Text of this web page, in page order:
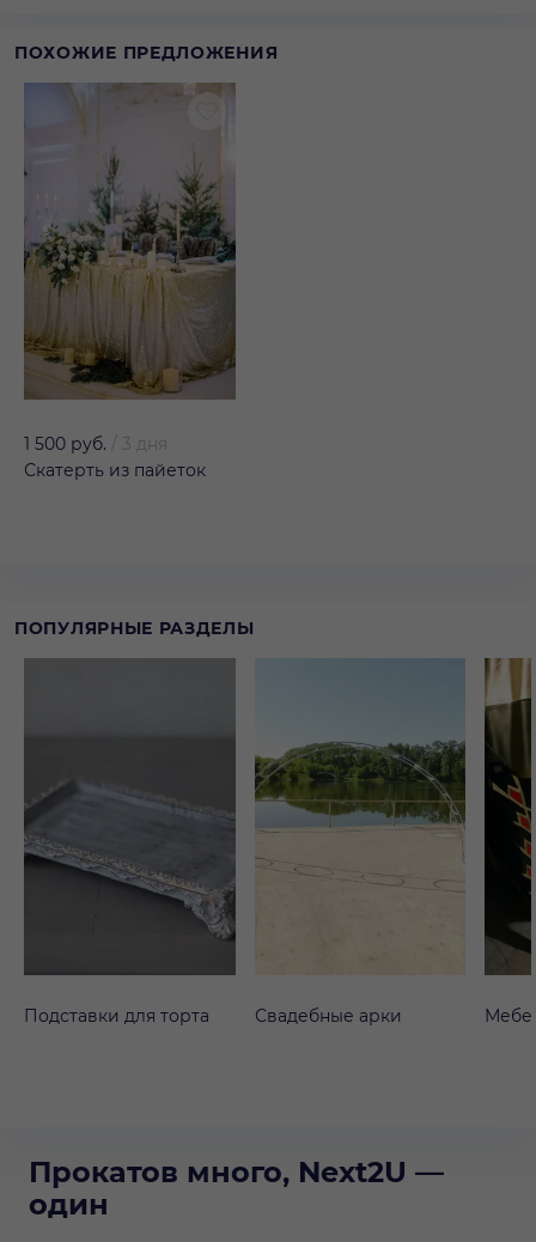
ПОХОЖИЕ ПРЕДЛОЖЕНИЯ
1 500 руб.
3 дня
Скатерть из пайеток
ПОПУЛЯРНЫЕ РАЗДЕЛЫ
Подставки для торта Свадебные арки
Прокатов много, Next2U —
один